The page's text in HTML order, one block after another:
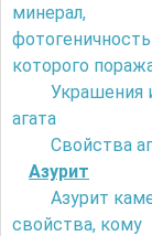
минерал,
фотогеничность
которого
Украшения
агата
Свойства
Азурит
Азурит
свойства, кому